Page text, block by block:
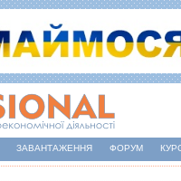
ЗАВАНТАЖЕННЯ ФОРУМ